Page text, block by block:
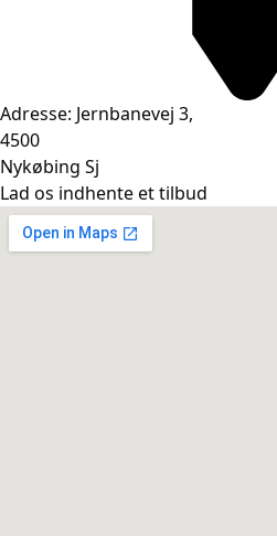
Adresse: Jernbanevej 3,
4500
Nykøbing Sj
Lad os indhente et tilbud